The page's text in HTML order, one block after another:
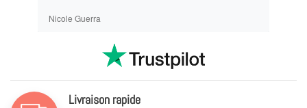
Nicole Guerra
Livraison rapide